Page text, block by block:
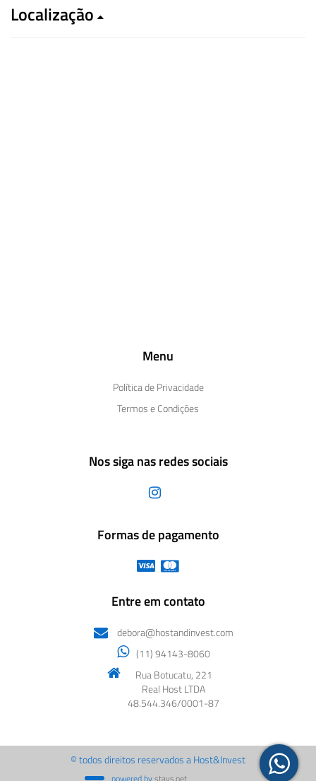
Localização
Menu
Política de Privacidade
Termos e Condições
Nos siga nas redes sociais
Formas de pagamento
Entre em contato
debora@hostandinvest.com
(11) 94143-8060
Rua Botucatu, 221
Real Host LTDA
48.544.346/0001-87
© todos direitos reservados a Host&Invest
powered bystays.net